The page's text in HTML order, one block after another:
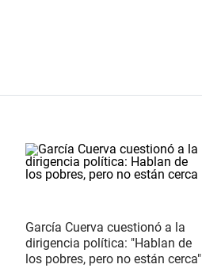
García Cuerva cuestionó a la
dirigencia política: "Hablan de
los pobres, pero no están cerca"